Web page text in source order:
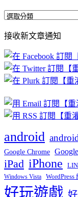
全
文
章
分
類
接收新文章通知
android
Google Chrome
iPad iPhone
Windows Vista WordPress
好玩遊戲